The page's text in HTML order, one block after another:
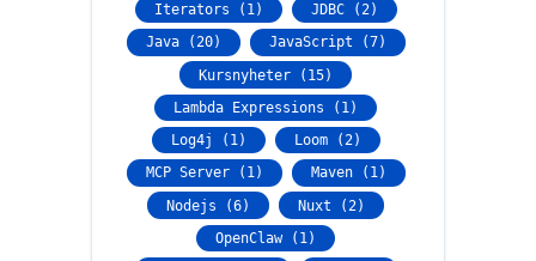
Iterators (1)
JDBC (2)
Java (20)
JavaScript (7)
Kursnyheter (15)
Lambda Expressions (1)
Log4j (1)
Loom (2)
MCP Server (1)
Maven (1)
Nodejs (6)
Nuxt (2)
OpenClaw (1)